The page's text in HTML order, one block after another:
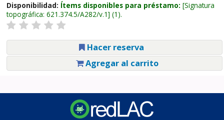
Disponibilidad: Ítems disponibles para préstamo: Signatura
topográfica: 621.374.5/A282/v.1 (1).
Hacer reserva
Agregar al carrito